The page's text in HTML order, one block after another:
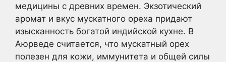
медицины с древних времен. Экзотический
аромат и вкус мускатного ореха придают
изысканность богатой индийской кухне. В
Аюрведе считается, что мускатный орех
полезен для кожи, иммунитета и общей силы